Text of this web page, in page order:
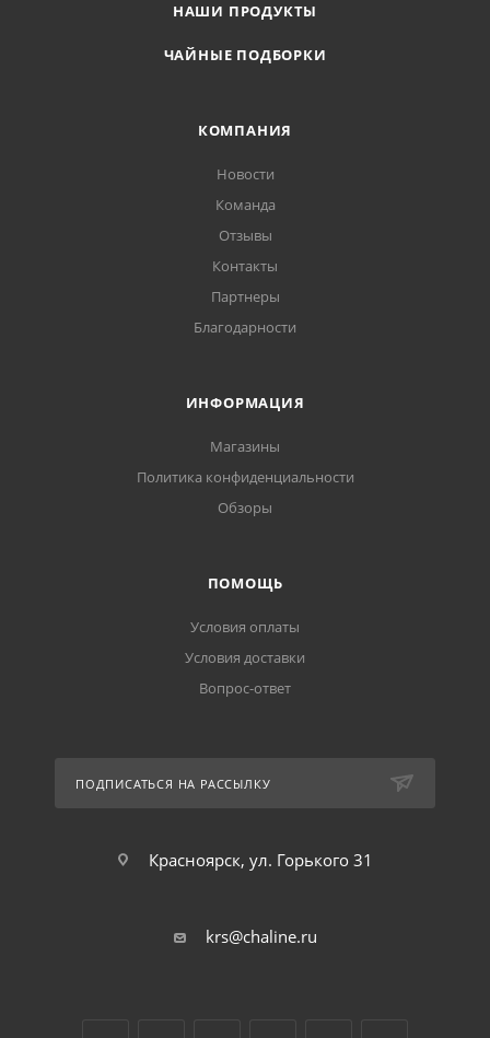
НАШИ ПРОДУКТЫ
ЧАЙНЫЕ ПОДБОРКИ
КОМПАНИЯ
Новости
Команда
Отзывы
Контакты
Партнеры
Благодарности
ИНФОРМАЦИЯ
Магазины
Политика конфиденциальности
Обзоры
ПОМОЩЬ
Условия оплаты
Условия доставки
Вопрос-ответ
ПОДПИСАТЬСЯ НА РАССЫЛКУ
Красноярск, ул. Горького 31
krs@chaline.ru